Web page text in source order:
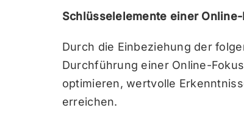
Schlüsselelemente einer
Durch die Einbeziehung der
Durchführung einer Online-
optimieren, wertvolle
erreichen.